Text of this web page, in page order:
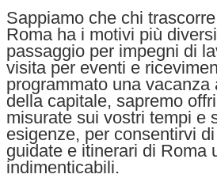
Sappiamo che chi
Roma ha i motivi più
passaggio per impegni di
visita per eventi e
programmato una vacanza
della capitale, sapremo
misurate sui vostri tempi e
esigenze, per consentirvi
guidate e itinerari di Roma
indimenticabili.